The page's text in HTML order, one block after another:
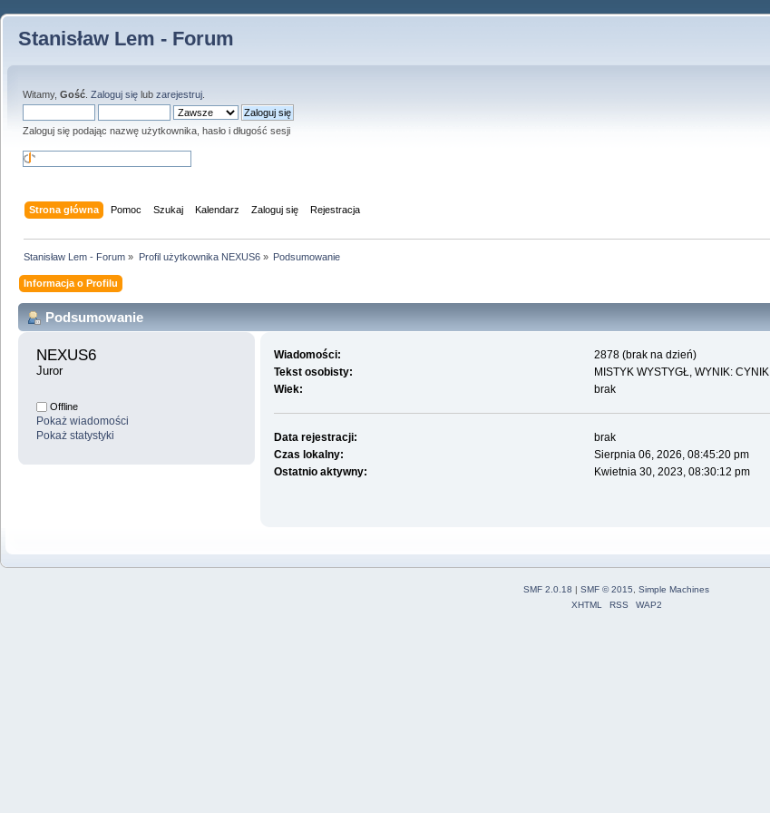
Stanisław Lem - Forum
Witamy, Gość Zaloguj się lub zarejestruj
Zaloguj się podając nazwę użytkownika, hasło i długość sesji
Strona główna Pomoc Szukaj Kalendarz Zaloguj się Rejestracja
Stanisław Lem - Forum » Profil użytkownika NEXUS6» Podsumowanie
Informacja o Profilu
Podsumowanie
NEXUS6
Juror
Offline
Pokaż wiadomości
Pokaż statystyki
Wiadomości:
2878 (brak na dzień)
Tekst osobisty:
MISTYK WYSTYGŁ, WYNIK: CYNIK
Wiek:
brak
Data rejestracji:
brak
Czas lokalny:
Sierpnia 06, 2026, 08:45:20 pm
Ostatnio aktywny:
Kwietnia 30, 2023, 08:30:12 pm
SMF 2.0.18 | SMF © 2015, Simple Machines
XHTML
RSS WAP2